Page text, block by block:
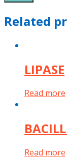
Related
LIPASE
Read more
Read more